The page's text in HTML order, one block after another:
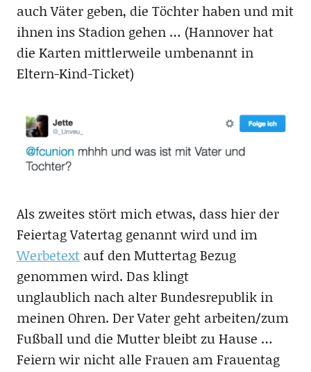
auch Väter geben, die Töchter haben und mit
ihnen ins Stadion gehen … (Hannover hat
die Karten mittlerweile umbenannt in
Eltern-Kind-Ticket)
Als zweites stört mich etwas, dass hier der
Feiertag Vatertag genannt wird und im
Werbetextauf den Muttertag Bezug
genommen wird. Das klingt
unglaublich nach alter Bundesrepublik in
meinen Ohren. Der Vater geht arbeiten/zum
Fußball und die Mutter bleibt zu Hause …
Feiern wir nicht alle Frauen am Frauentag